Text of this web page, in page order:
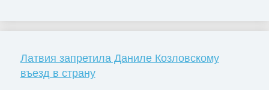
Латвия запретила Даниле Козловскому
въезд в страну